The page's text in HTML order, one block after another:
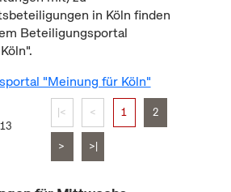
in Köln finden
Beteiligungsportal
"Meinung für Köln"
|< < 1 2
> >|